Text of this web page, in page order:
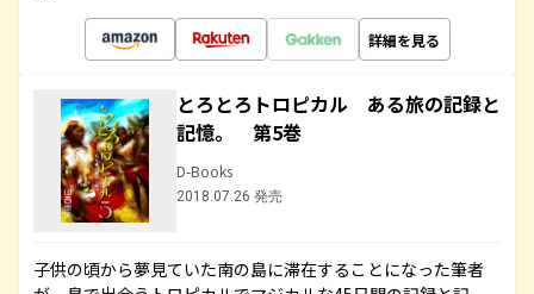
詳細を見る
とろとろトロピカル ある旅の記録と
記憶。 第5巻
D-Books
2018.07.26 発売
子供の頃から夢見ていた南の島に滞在することになった筆者